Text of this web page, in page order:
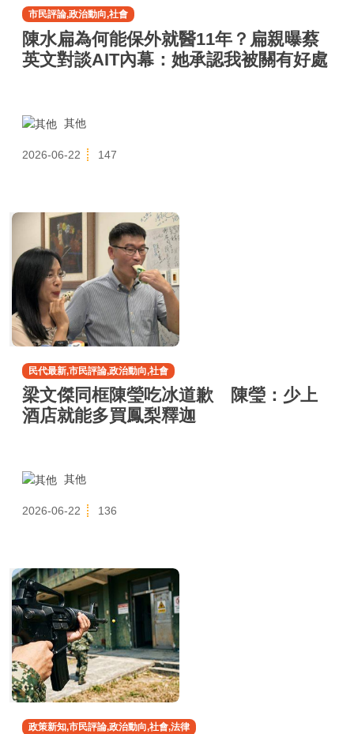
市民評論,政治動向,社會
陳水扁為何能保外就醫11年？扁親曝蔡
英文對談AIT內幕：她承認我被關有好處
其他
2026-06-22 147
民代最新,市民評論,政治動向,社會
梁文傑同框陳瑩吃冰道歉 陳瑩：少上
酒店就能多買鳳梨釋迦
其他
2026-06-22 136
政策新知,市民評論,政治動向,社會,法律